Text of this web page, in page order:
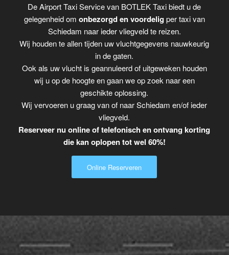
De Airport Taxi Service van BOTLEK Taxi biedt u de
gelegenheid om onbezorgd en voordelig per taxi van
Schiedam naar ieder vliegveld te reizen.
Wij houden te allen tijden uw vluchtgegevens nauwkeurig
in de gaten.
Ook als uw vlucht is geannuleerd of uitgeweken houden
wij u op de hoogte en gaan we op zoek naar een
geschikte oplossing.
Wij vervoeren u graag van of naar Schiedam en/of ieder
vliegveld.
Reserveer nu online of telefonisch en ontvang korting
die kan oplopen tot wel 60%!
Online Reserveren